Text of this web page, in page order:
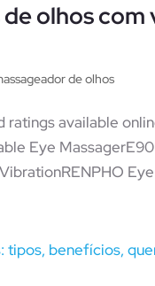
olhos
de olhos
ratings available
Eye